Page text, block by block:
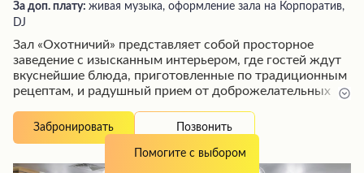
За доп. плату: живая музыка, оформление зала на Корпоратив,
DJ
Зал «Охотничий» представляет собой просторное
заведение с изысканным интерьером, где гостей ждут
вкуснейшие блюда, приготовленные по традиционным
рецептам, и радушный прием от доброжелательных
организовать любое мероприятие на высшем уровне,
внимательно отнесясь к каждой детали торжества.
Посетители отмечают шикарную кухню, превосходное
обслуживание и уютную атмосферу этого места, что
Забронировать Позвонить
Помогите с выбором